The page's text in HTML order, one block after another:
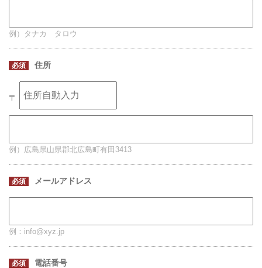
例）タナカ タロウ
必須 住所
〒
例）広島県山県郡北広島町有田3413
必須 メールアドレス
例：info@xyz.jp
必須 電話番号